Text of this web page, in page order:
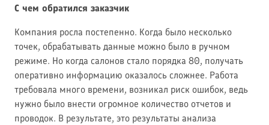
С чем обратился заказчик
Компания росла постепенно. Когда было несколько
точек, обрабатывать данные можно было в ручном
режиме. Но когда салонов стало порядка 80, получать
оперативно информацию оказалось сложнее. Работа
требовала много времени, возникал риск ошибок, ведь
нужно было внести огромное количество отчетов и
проводок. В результате, это результаты анализа